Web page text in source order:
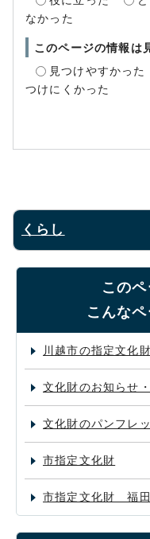
なかった
このページの情報は
見つけやすかった
つけにくかった
くらし
この
こんな
川越市の指定文化財
文化財のお知らせ
文化財のパンフレ
市指定文化財
市指定文化財 福